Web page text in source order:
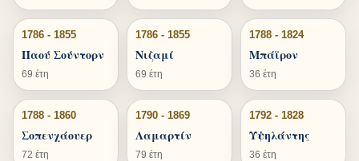
1786 - 1855
Παού Σούντορν
69 έτη
1786 - 1855
Νιζαμί
69 έτη
1788 - 1824
Μπάϊρον
36 έτη
1788 - 1860
Σοπενχάουερ
72 έτη
1790 - 1869
Λαμαρτίν
79 έτη
1792 - 1828
Υψηλάντης
36 έτη